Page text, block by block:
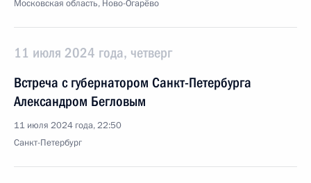
Московская область, Ново-Огарёво
11 июля 2024 года, четверг
Встреча с губернатором Санкт-Петербурга
Александром Бегловым
11 июля 2024 года, 22:50
Санкт-Петербург